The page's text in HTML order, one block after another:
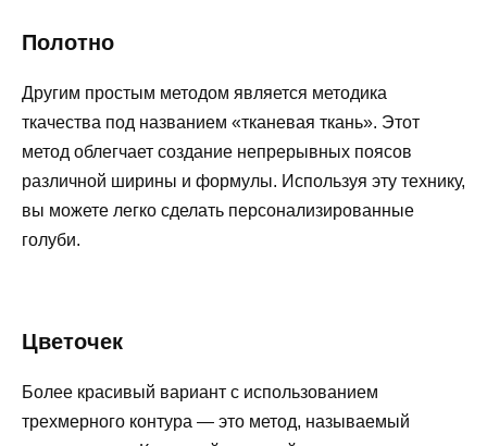
Полотно
Другим простым методом является методика
ткачества под названием «тканевая ткань». Этот
метод облегчает создание непрерывных поясов
различной ширины и формулы. Используя эту технику,
вы можете легко сделать персонализированные
голуби.
Цветочек
Более красивый вариант с использованием
трехмерного контура — это метод, называемый